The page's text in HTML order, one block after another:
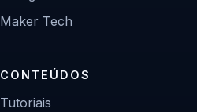
Maker Tech
CONTEÚDOS
Tutoriais